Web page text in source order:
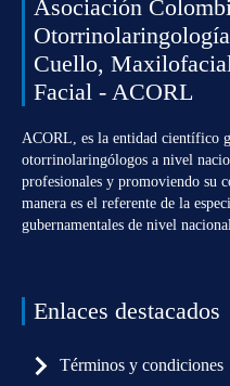
Asociación
Cuello,
Facial - ACORL
ACORL, es la entidad científico
otorrinolaringólogos a nivel
profesionales y promoviendo su
manera es el referente de la
gubernamentales de nivel
Enlaces destacados
Términos y condiciones